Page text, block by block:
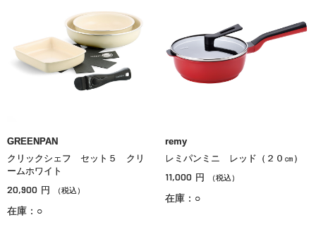
GREENPAN
クリックシェフ セット５ クリ
ームホワイト
20,900 円 （税込）
在庫：○
remy
レミパンミニ レッド（２０㎝）
11,000 円 （税込）
在庫：○